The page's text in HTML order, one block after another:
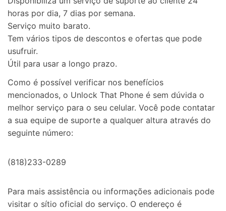
horas por dia, 7 dias por semana.
Serviço muito barato.
Tem vários tipos de descontos e ofertas que pode
usufruir.
Útil para usar a longo prazo.
Como é possível verificar nos benefícios
mencionados, o Unlock That Phone é sem dúvida o
melhor serviço para o seu celular. Você pode contatar
a sua equipe de suporte a qualquer altura através do
seguinte número:
(818)233-0289
Para mais assistência ou informações adicionais pode
visitar o sítio oficial do serviço. O endereço é